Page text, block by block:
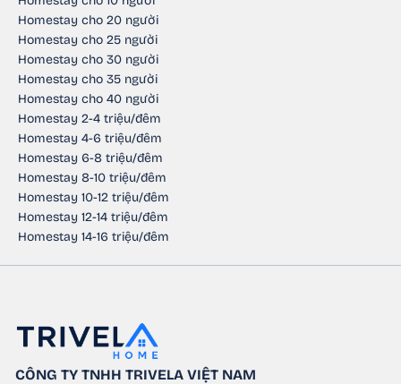
Homestay cho 20 người
Homestay cho 25 người
Homestay cho 30 người
Homestay cho 35 người
Homestay cho 40 người
Homestay 2-4 triệu/đêm
Homestay 4-6 triệu/đêm
Homestay 6-8 triệu/đêm
Homestay 8-10 triệu/đêm
Homestay 10-12 triệu/đêm
Homestay 12-14 triệu/đêm
Homestay 14-16 triệu/đêm
CÔNG TY TNHH TRIVELA VIỆT NAM